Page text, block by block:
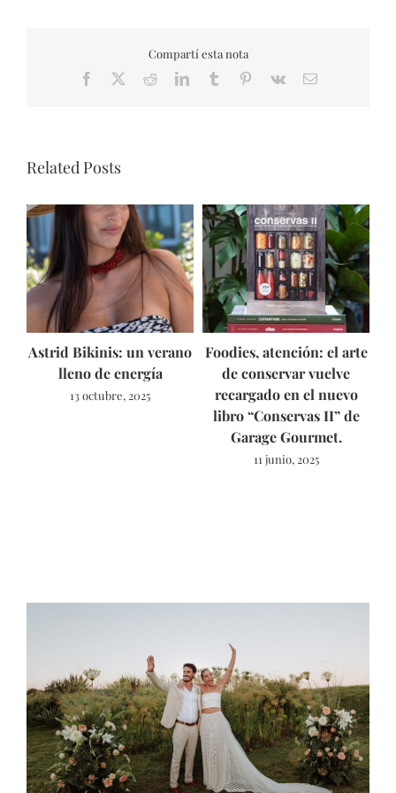
Compartí esta nota
Facebook RedditLinkedInTumblr Pinterest
Vk Email
Related Posts
Astrid Bikinis: un verano
lleno de energía
13 octubre, 2025
Foodies, atención: el arte
de conservar vuelve
recargado en el nuevo
libro “Conservas II” de
Garage Gourmet.
11 junio, 2025